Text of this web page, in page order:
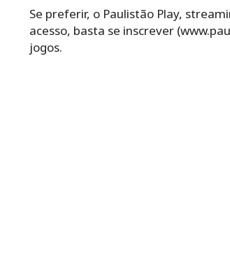
Se preferir, o Paulistão Play,
acesso, basta se inscrever
jogos.